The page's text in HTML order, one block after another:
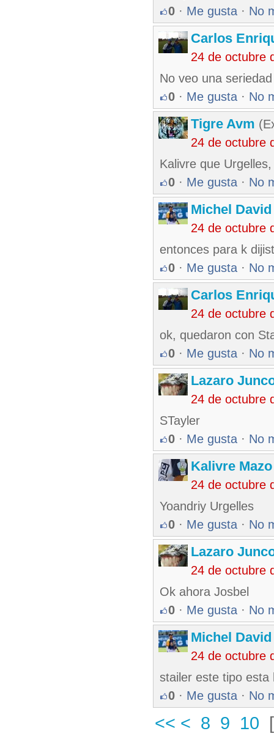
0 · Me gusta · No
Carlos
24 de octubre
No veo una
0 · Me gusta · No
Tigre Avm
24 de octubre
Kalivre que
0 · Me gusta · No
Michel
24 de octubre
entonces para k
0 · Me gusta · No
Carlos
24 de octubre
ok, quedaron con
0 · Me gusta · No
Lazaro
24 de octubre
STayler
0 · Me gusta · No
Kalivre
24 de octubre
Yoandriy Urgelles
0 · Me gusta · No
Lazaro
24 de octubre
Ok ahora Josbel
0 · Me gusta · No
Michel
24 de octubre
stailer este tipo esta
0 · Me gusta · No
<< < 8 9 10